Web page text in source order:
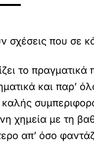
σχέσεις που σε
το
και παρ’
χημεία με τη
απ’ όσο